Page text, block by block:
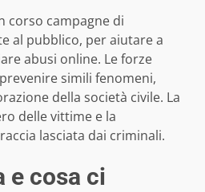
corso campagne di
al pubblico, per aiutare a
abusi online. Le forze
simili fenomeni,
della società civile. La
delle vittime e la
lasciata dai criminali.
e cosa ci